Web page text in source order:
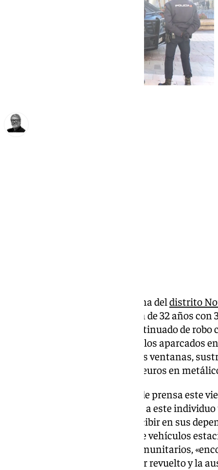
El Grupo de Delincuencia Urbana deldistrito
detenido en Granada a un varón de 32 años
presunto autor de un delito continuado de robo
accedido al interior de 13 vehículos aparcados
la fractura de los cristales de sus ventanas,
objetos personales y más de 45 euros en
Así lo ha indicado en una nota de prensa este
ha puesto a disposición judicial a este
que se ponía en marcha tras recibir en sus
en las que varios propietarios de vehículos
bien en el interior de garajes comunitarios,
ventanas fracturadas, el interior revuelto y la